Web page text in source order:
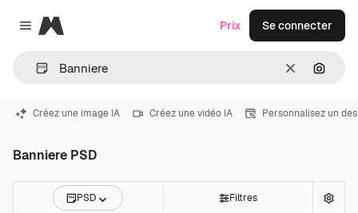
Close menu
Magnific
Effacer
Prix Se connecter
Créez une image IA Créez une vidéo IA Personnalisez un
Banniere PSD
PSD Filtres